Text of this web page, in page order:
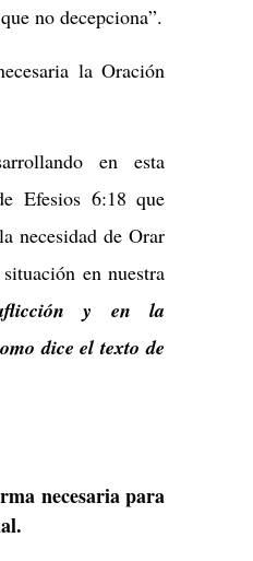
no decepciona”.
la Oración
en esta
Efesios 6:18 que
necesidad de Orar
en nuestra
y en la
dice el texto de
necesaria para